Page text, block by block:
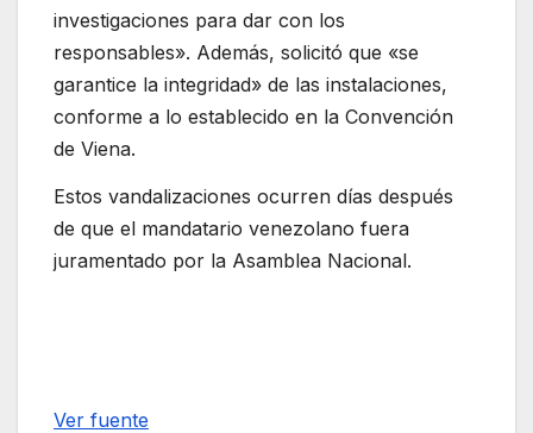
investigaciones para dar con los
responsables». Además, solicitó que «se
garantice la integridad» de las instalaciones,
conforme a lo establecido en la Convención
de Viena.
Estos vandalizaciones ocurren días después
de que el mandatario venezolano fuera
juramentado por la Asamblea Nacional.
Ver fuente